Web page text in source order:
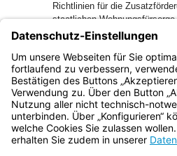
Richtlinien für die
staatlichen
Zusatzförderungsrichtlinien –
2005 (FMBl. S. 181), die
vom 22. Mai 2019 (BayMBl.
außer Kraft.
Bayern.de
BayernPortal